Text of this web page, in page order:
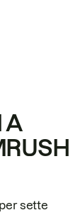
A
sette